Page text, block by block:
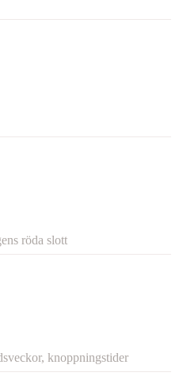
röda slott
knoppningstider